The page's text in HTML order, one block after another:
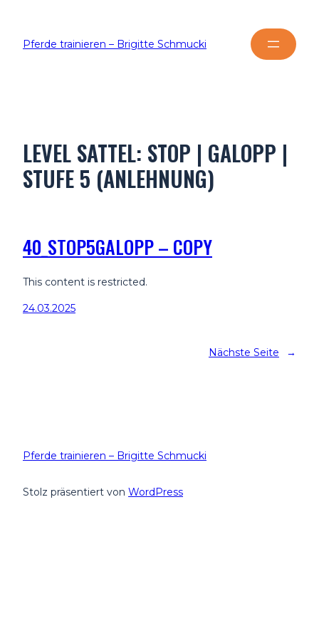
Pferde trainieren – Brigitte Schmucki
LEVEL SATTEL: STOP | GALOPP |
STUFE 5 (ANLEHNUNG)
40_STOP5GALOPP – COPY
This content is restricted.
24.03.2025
Nächste Seite →
Pferde trainieren – Brigitte Schmucki
Stolz präsentiert von WordPress